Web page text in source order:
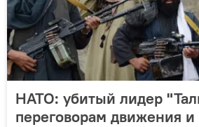
НАТО: убитый лидер
переговорам движения и